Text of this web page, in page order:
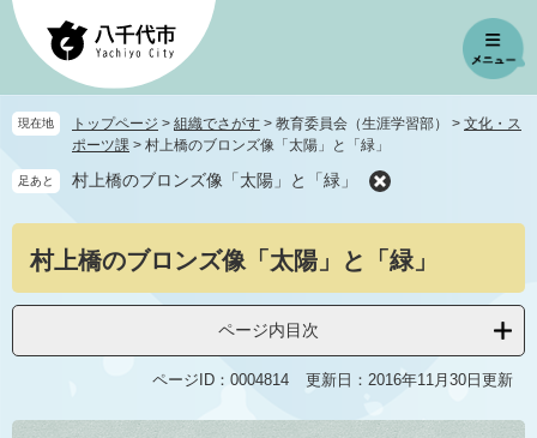
ペ
先
頭
す
メ
を
飛
し
へ
現在地 トップページ > 組織でさがす > 教育委員会（生涯学習部） > 文化・ス
ポーツ課 > 村上橋のブロンズ像「太陽」と「緑」
足あと 村上橋のブロンズ像「太陽」と「緑」
村上橋のブロンズ像「太陽」と「緑」
ページ内目次
ページID：0004814 更新日：2016年11月30日更新